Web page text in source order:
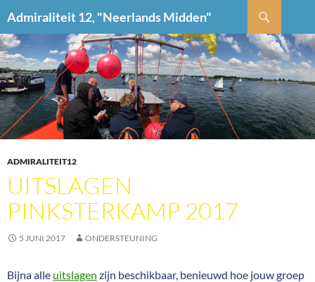
naar
de
inhoud
Admiraliteit 12, "Neerlands Midden"
ADMIRALITEIT12
UITSLAGEN
PINKSTERKAMP 2017
5 JUNI 2017 ONDERSTEUNING
Bijna alle uitslagen zijn beschikbaar, benieuwd hoe jouw groep